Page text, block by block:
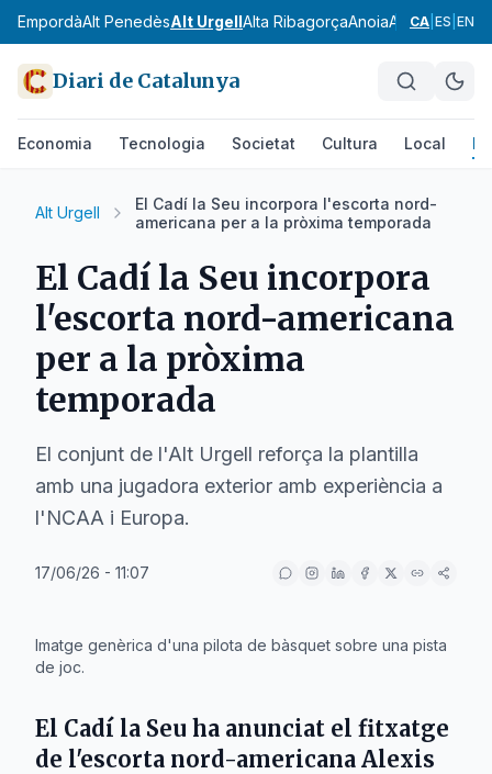
EmpordàAlt PenedèsAlt UrgellAlta RibagorçaAnoiaAranBages
CA ES EN
Diari de Catalunya
Economia Tecnologia Societat Cultura Local
Alt Urgell
El Cadí la Seu incorpora l'escorta nord-
americana per a la pròxima temporada
El Cadí la Seu incorpora
l'escorta nord-americana
per a la pròxima
temporada
El conjunt de l'Alt Urgell reforça la plantilla
amb una jugadora exterior amb experiència a
l'NCAA i Europa.
17/06/26 - 11:07
Imatge genèrica d'una pilota de bàsquet sobre una pista
de joc.
El Cadí la Seu ha anunciat el fitxatge
de l'escorta nord-americana Alexis